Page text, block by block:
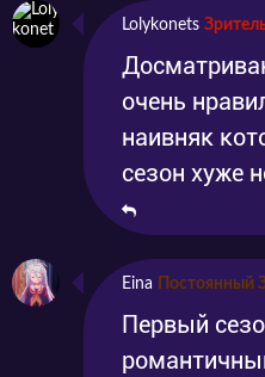
Lolykonets
очень
наивняк
сезон хуже
Eina Постоянный
Первый